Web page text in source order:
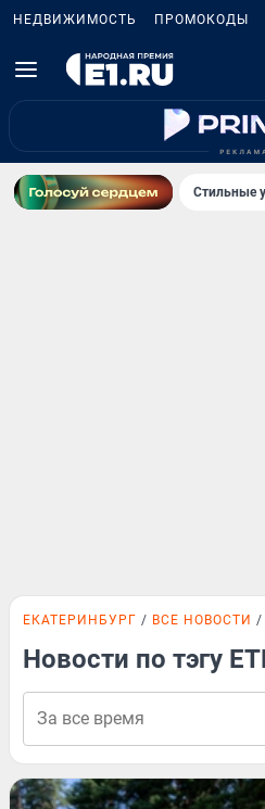
НЕДВИЖИМОСТЬ ПРОМОКОДЫ
Стильные
ЕКАТЕРИНБУРГ ВСЕ НОВОСТИ
Новости по тэгу